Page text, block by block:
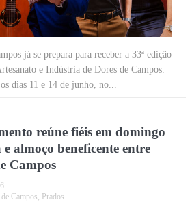
já se prepara para receber a 33ª edição
e Indústria de Dores de Campos.
dias 11 e 14 de junho, no...
reúne fiéis em domingo
almoço beneficente entre
Campos
Campos, Prados